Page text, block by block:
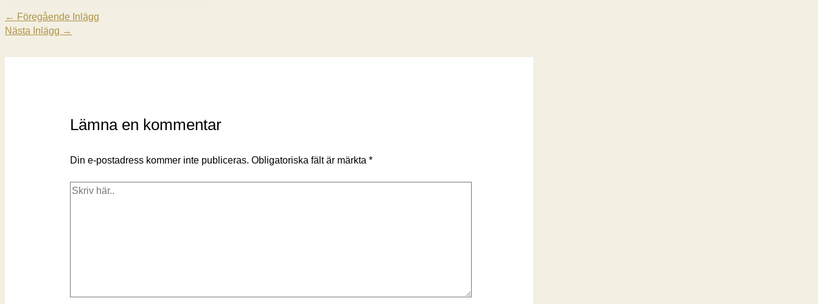
← Föregående Inlägg
Nästa Inlägg →
Lämna en kommentar
Din e-postadress kommer inte publiceras. Obligatoriska fält är märkta *
Skriv